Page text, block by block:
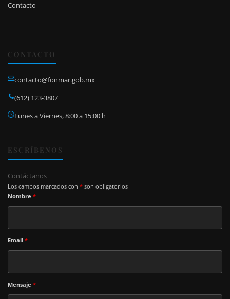
Contacto
CONTACTO
contacto@fonmar.gob.mx
(612) 123-3807
Lunes a Viernes, 8:00 a 15:00 h
ESCRÍBENOS
Contáctanos
Los campos marcados con * son obligatorios
Nombre *
Email *
Mensaje *